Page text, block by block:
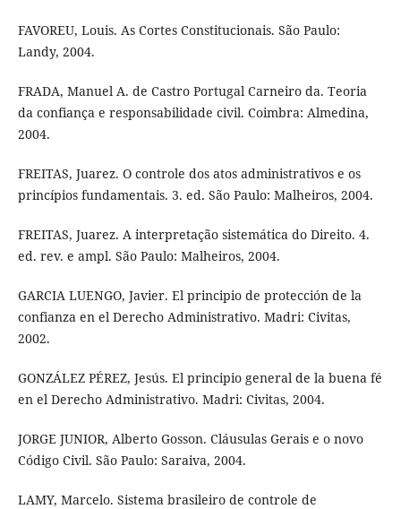
FAVOREU, Louis. As Cortes Constitucionais. São Paulo:
Landy, 2004.
FRADA, Manuel A. de Castro Portugal Carneiro da. Teoria
da confiança e responsabilidade civil. Coimbra: Almedina,
2004.
FREITAS, Juarez. O controle dos atos administrativos e os
princípios fundamentais. 3. ed. São Paulo: Malheiros, 2004.
FREITAS, Juarez. A interpretação sistemática do Direito. 4.
ed. rev. e ampl. São Paulo: Malheiros, 2004.
GARCIA LUENGO, Javier. El principio de protección de la
confianza en el Derecho Administrativo. Madri: Civitas,
2002.
GONZÁLEZ PÉREZ, Jesús. El principio general de la buena fé
en el Derecho Administrativo. Madri: Civitas, 2004.
JORGE JUNIOR, Alberto Gosson. Cláusulas Gerais e o novo
Código Civil. São Paulo: Saraiva, 2004.
LAMY, Marcelo. Sistema brasileiro de controle de